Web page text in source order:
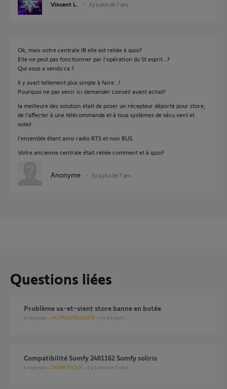
Vincent L. il y a plus de 7 ans
Ok, mais votre centrale IB elle est reliée à quoi?
Elle ne peut pas fonctionner par l'opération du St esprit...?
Qui vous a vendu ca ?
Il y avait tellement plus simple à faire...!
Pourquoi ne pas venir ici demander conseil avant achat?
la meilleure des solution était de poser un récepteur déporté pour store,
de l'affecter à une télécommande et à tous systèmes de sécu vent et
soleil.
l'ensemble étant ainsi radio RTS et non BUS.
Votre ancienne centrale était reliée comment et à quoi?
Anonyme il y a plus de 7 ans
Questions liées
Problème va-et-vient store banne en butée
6 réponses AUTRES PRODUITS il y a 6 jours
compatibilité Somfy 2401162 Somfy soliris
4 réponses DOMOTIQUE il y a environ 2 mois